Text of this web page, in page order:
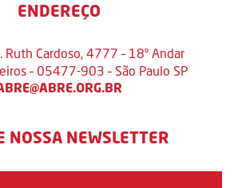
ENDEREÇO
Ruth Cardoso, 4777 – 18º Andar
– 05477-903 – São Paulo SP
NOSSA NEWSLETTER